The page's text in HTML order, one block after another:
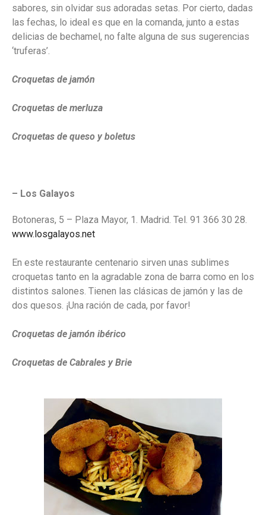
sabores, sin olvidar sus adoradas setas. Por cierto, dadas
las fechas, lo ideal es que en la comanda, junto a estas
delicias de bechamel, no falte alguna de sus sugerencias
‘truferas’.
Croquetas de jamón
Croquetas de merluza
Croquetas de queso y boletus
– Los Galayos
Botoneras, 5 – Plaza Mayor, 1. Madrid. Tel. 91 366 30 28.
www.losgalayos.net
En este restaurante centenario sirven unas sublimes
croquetas tanto en la agradable zona de barra como en los
distintos salones. Tienen las clásicas de jamón y las de
dos quesos. ¡Una ración de cada, por favor!
Croquetas de jamón ibérico
Croquetas de Cabrales y Brie